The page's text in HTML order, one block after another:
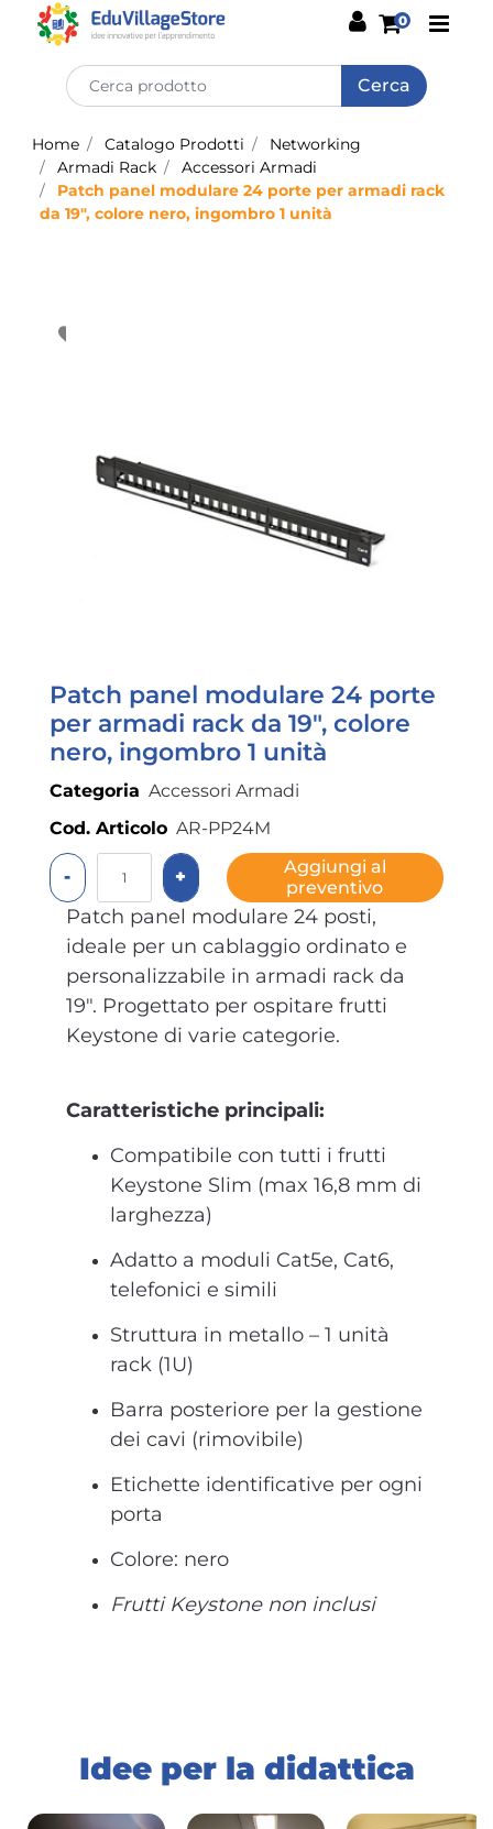
0
Home Catalogo Prodotti
Networking
Armadi Rack
Accessori Armadi
Patch panel modulare 24 porte per armadi rack
da 19", colore nero, ingombro 1 unità
Patch panel modulare 24 porte
per armadi rack da 19", colore
nero, ingombro 1 unità
Categoria Accessori Armadi
Cod. Articolo AR-PP24M
Quantità
Aggiungi al
preventivo
Patch panel modulare 24 posti,
ideale per un cablaggio ordinato e
personalizzabile in armadi rack da
19". Progettato per ospitare frutti
Keystone di varie categorie.
Caratteristiche principali:
Compatibile con tutti i frutti
Keystone Slim (max 16,8 mm di
larghezza)
Adatto a moduli Cat5e, Cat6,
telefonici e simili
Struttura in metallo – 1 unità
rack (1U)
Barra posteriore per la gestione
dei cavi (rimovibile)
Etichette identificative per ogni
porta
Colore: nero
Frutti Keystone non inclusi
Idee per la didattica